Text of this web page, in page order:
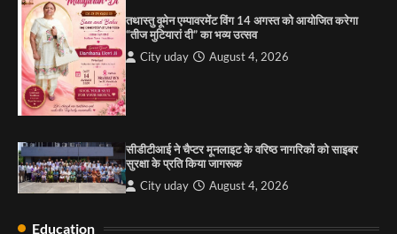
2
पारस हेल्थ पंचकूला ने ‘तिरंगा यात्रा 2025’ का हरियाणा से
कश्मीर तक किया आगाज़, राष्ट्रीय एकता को मिलेगा नया
आयाम
3
City uday August 6, 2025
तथास्तु वूमेन एम्पावरमेंट विंग 14 अगस्त को आयोजित करेगा
“तीज मुटियारां दी” का भव्य उत्सव
City uday August 4, 2026
सीडीटीआई ने चैप्टर मूनलाइट के वरिष्ठ नागरिकों को साइबर
सुरक्षा के प्रति किया जागरूक
City uday August 4, 2026
Education